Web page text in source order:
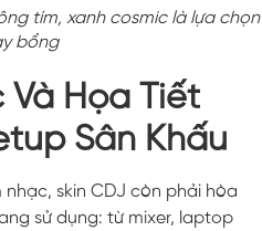
tím, xanh cosmic là lựa chọn
bổng
Và Họa Tiết
Sân Khấu
skin CDJ còn phải hòa
sử dụng: từ mixer, laptop